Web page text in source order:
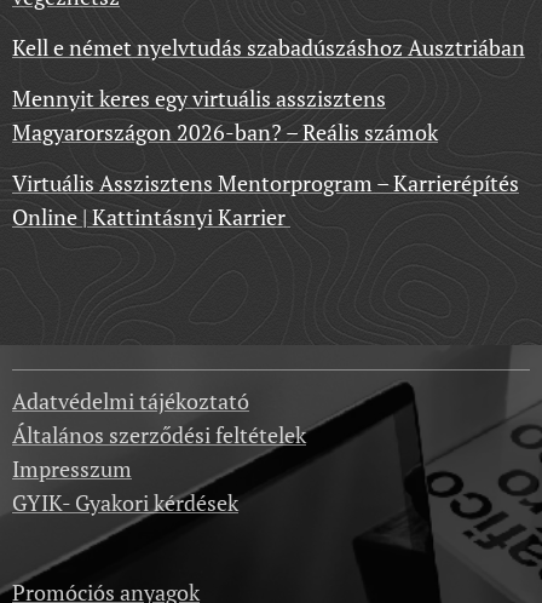
Kell e német nyelvtudás szabadúszáshoz Ausztriában
Mennyit keres egy virtuális asszisztens
Magyarországon 2026-ban? – Reális számok
Virtuális Asszisztens Mentorprogram – Karrierépítés
Online | Kattintásnyi Karrier
Adatvédelmi tájékoztató
Általános szerződési feltételek
Impresszum
GYIK- Gyakori kérdések
Promóciós anyagok